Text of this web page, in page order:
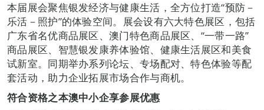
本届展会聚焦银发经济与健康生活，全方位打造“预防－
乐活－照护”的体验空间。展会设有六大特色展区，包括
广东省名优商品展区、澳门特色商品展区、“一带一路”
商品展区、智慧银发康养体验馆、健康生活展区和美食
试新室。同期举办系列论坛、专场配对、特色体验等配
套活动，助力企业拓展市场合作与商机。
符合资格之本澳中小企享参展优惠